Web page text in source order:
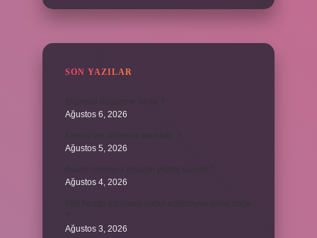
SON YAZILAR
Ağustos 6, 2026
Ağustos 5, 2026
Ağustos 4, 2026
Ağustos 3, 2026